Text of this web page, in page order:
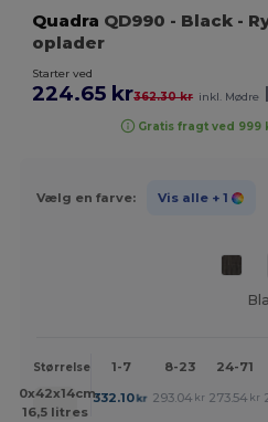
Quadra QD990 - Black -
oplader
Starter ved
224.65 kr362.30 kr inkl. Mødre
Gratis fragt ved
Vælg en farve: Vis alle + 1
Størrelse 1-7 8-23 24-71
30x42x14cm.
16,5 litres
332.10kr 293.04 kr 273.54 kr